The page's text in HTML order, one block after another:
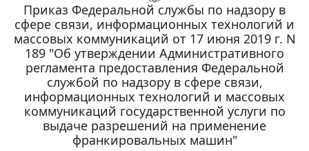
Приказ Федеральной службы по надзору в
сфере связи, информационных технологий и
массовых коммуникаций от 17 июня 2019 г. N
189 "Об утверждении Административного
регламента предоставления Федеральной
службой по надзору в сфере связи,
информационных технологий и массовых
коммуникаций государственной услуги по
выдаче разрешений на применение
франкировальных машин"